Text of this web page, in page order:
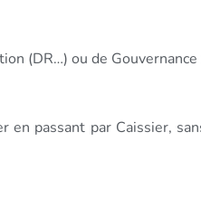
(DR…) ou de
passant par Caissier,